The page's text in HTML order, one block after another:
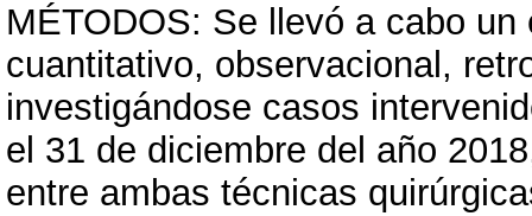
MÉTODOS: Se llevó a cabo
cuantitativo, observacional,
investigándose casos
el 31 de diciembre del año
entre ambas técnicas